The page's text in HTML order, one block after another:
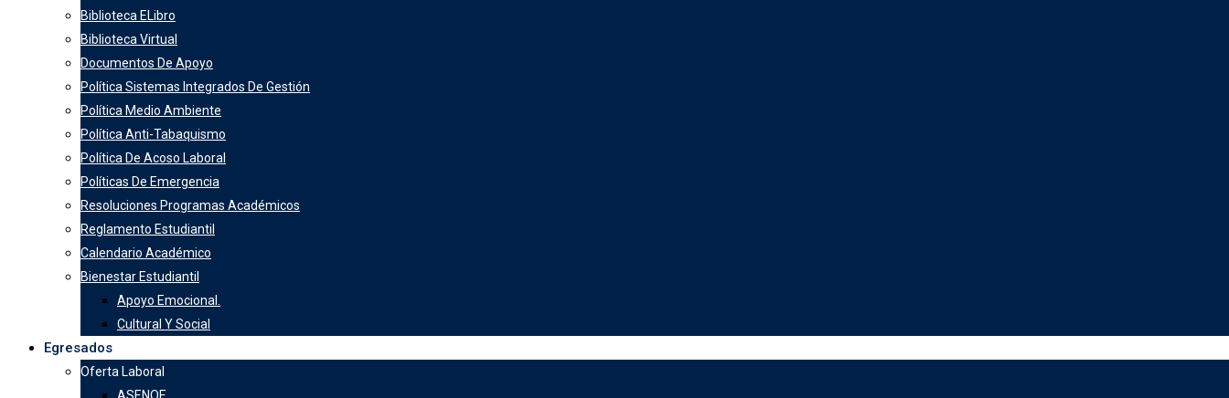
Biblioteca ELibro
Biblioteca Virtual
Documentos De Apoyo
Política Sistemas Integrados De Gestión
Política Medio Ambiente
Política Anti-Tabaquismo
Política De Acoso Laboral
Políticas De Emergencia
Resoluciones Programas Académicos
Reglamento Estudiantil
Calendario Académico
Bienestar Estudiantil
Apoyo Emocional.
Cultural Y Social
Egresados
Oferta Laboral